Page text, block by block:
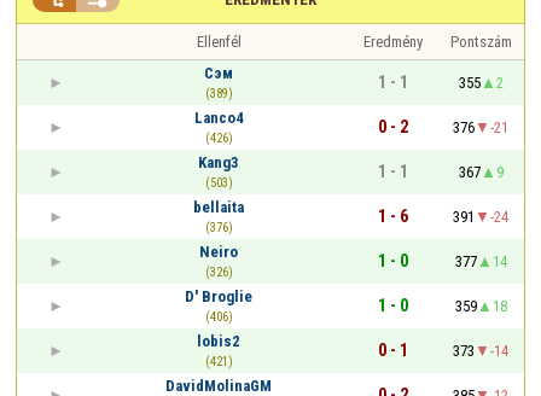
Ellenfél Eredmény
Pontszám
Сэм
(389)
1 - 1 355
2
Lanco4
(426)
0 - 2 376
-21
Kang3
(503)
1 - 1 367
9
bellaita
(376)
1 - 6 391
-24
Neiro
(326)
1 - 0 377
14
D' Broglie
(406)
1 - 0 359
18
lobis2
(421)
0 - 1 373
-14
DavidMolinaGM